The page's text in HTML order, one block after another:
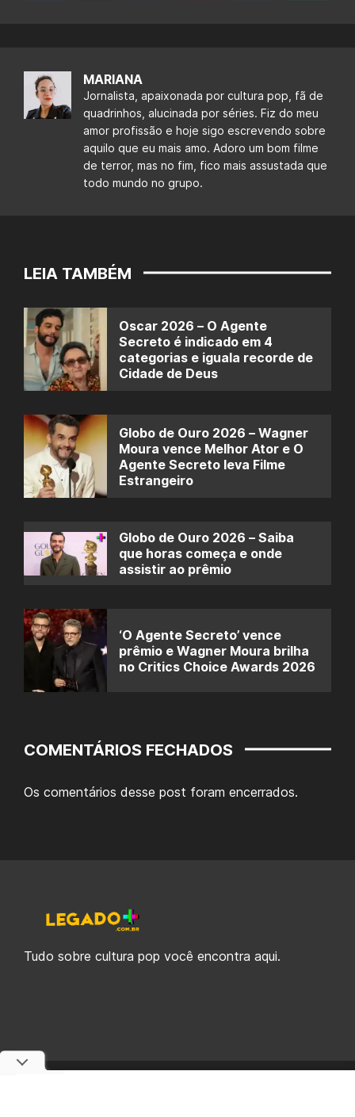
MARIANA
Jornalista, apaixonada por cultura pop, fã de
quadrinhos, alucinada por séries. Fiz do meu
amor profissão e hoje sigo escrevendo sobre
aquilo que eu mais amo. Adoro um bom filme
de terror, mas no fim, fico mais assustada que
todo mundo no grupo.
LEIA TAMBÉM
Oscar 2026 – O Agente
Secreto é indicado em 4
categorias e iguala recorde de
Cidade de Deus
Globo de Ouro 2026 – Wagner
Moura vence Melhor Ator e O
Agente Secreto leva Filme
Estrangeiro
Globo de Ouro 2026 – Saiba
que horas começa e onde
assistir ao prêmio
‘O Agente Secreto’ vence
prêmio e Wagner Moura brilha
no Critics Choice Awards 2026
COMENTÁRIOS FECHADOS
Os comentários desse post foram encerrados.
Tudo sobre cultura pop você encontra aqui.